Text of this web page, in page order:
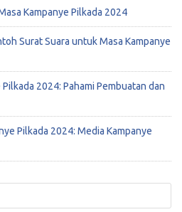
Kampanye Pilkada 2024
Surat Suara untuk Masa Kampanye
2024: Pahami Pembuatan dan
Pilkada 2024: Media Kampanye